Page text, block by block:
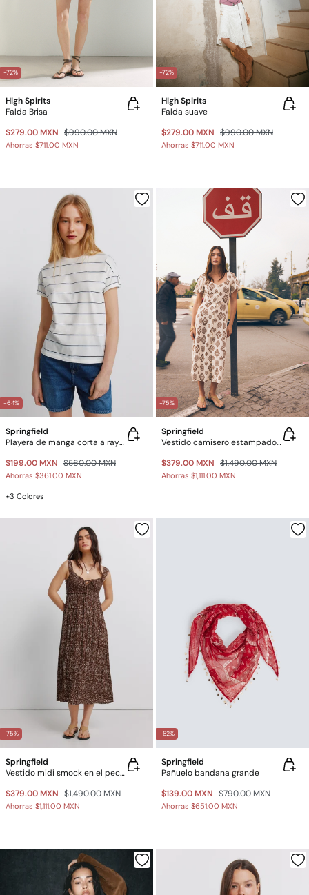
-72%
High Spirits
Falda Brisa
$279.00 MXN $990.00 MXN
Ahorras $711.00 MXN
-72%
High Spirits
Falda suave
$279.00 MXN $990.00 MXN
Ahorras $711.00 MXN
-64%
Springfield
Playera de manga corta a rayas
$199.00 MXN $560.00 MXN
Ahorras $361.00 MXN
+3 Colores
-75%
Springfield
Vestido camisero estampado de lino
$379.00 MXN $1,490.00 MXN
Ahorras $1,111.00 MXN
-75%
Springfield
Vestido midi smock en el pecho
$379.00 MXN $1,490.00 MXN
Ahorras $1,111.00 MXN
-82%
Springfield
Pañuelo bandana grande
$139.00 MXN $790.00 MXN
Ahorras $651.00 MXN